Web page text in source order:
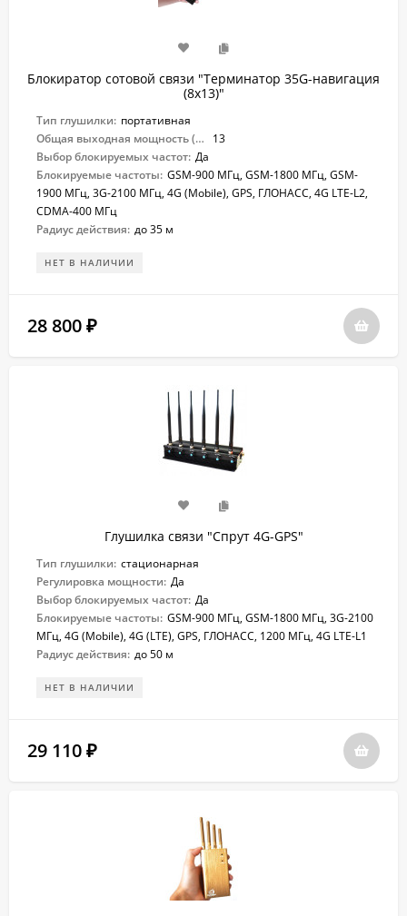
Блокиратор сотовой связи "Терминатор 35G-навигация
(8х13)"
Тип глушилки: портативная
Общая выходная мощность (Вт):
13
Выбор блокируемых частот: Да
Блокируемые частоты: GSM-900 МГц, GSM-1800 МГц, GSM-
1900 МГц, 3G-2100 МГц, 4G (Mobile), GPS, ГЛОНАСС, 4G LTE-L2,
CDMA-400 МГц
Радиус действия: до 35 м
НЕТ В НАЛИЧИИ
28 800 ₽
Глушилка связи "Спрут 4G-GPS"
Тип глушилки: стационарная
Регулировка мощности: Да
Выбор блокируемых частот: Да
Блокируемые частоты: GSM-900 МГц, GSM-1800 МГц, 3G-2100
МГц, 4G (Mobile), 4G (LTE), GPS, ГЛОНАСС, 1200 МГц, 4G LTE-L1
Радиус действия: до 50 м
НЕТ В НАЛИЧИИ
29 110 ₽